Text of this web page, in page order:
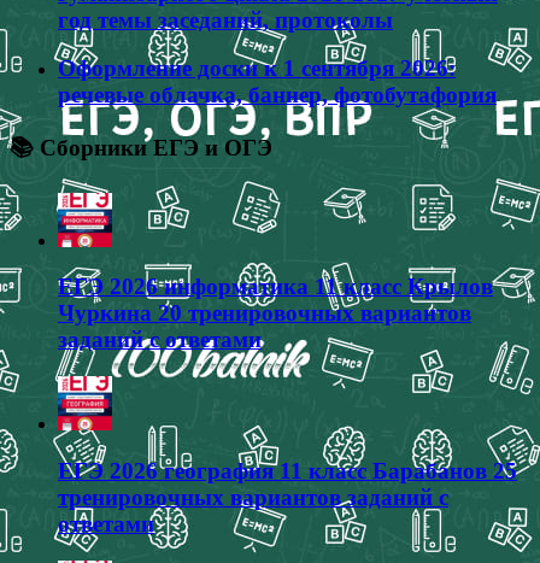
год темы заседаний, протоколы
Оформление доски к 1 сентября 2026:
речевые облачка, баннер, фотобутафория
📚 Сборники ЕГЭ и ОГЭ
ЕГЭ 2026 информатика 11 класс Крылов
Чуркина 20 тренировочных вариантов
заданий с ответами
ЕГЭ 2026 география 11 класс Барабанов 25
тренировочных вариантов заданий с
ответами